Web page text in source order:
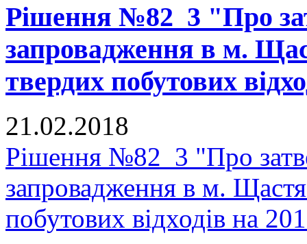
Рішення №82_3 "Про
запровадження в м.
твердих побутових
21.02.2018
Рішення №82_3 "Про
запровадження в м.
побутових відходів на